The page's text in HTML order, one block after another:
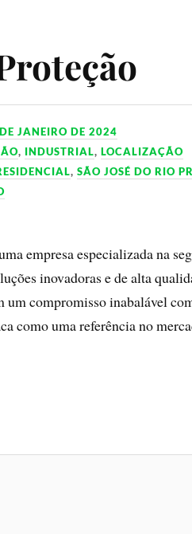
JANEIRO DE 2024
, INDUSTRIAL,LOCALIZAÇÃO
,SÃO JOSÉ DO RIO
empresa especializada na
inovadoras e de alta
um compromisso inabalável
como uma referência no